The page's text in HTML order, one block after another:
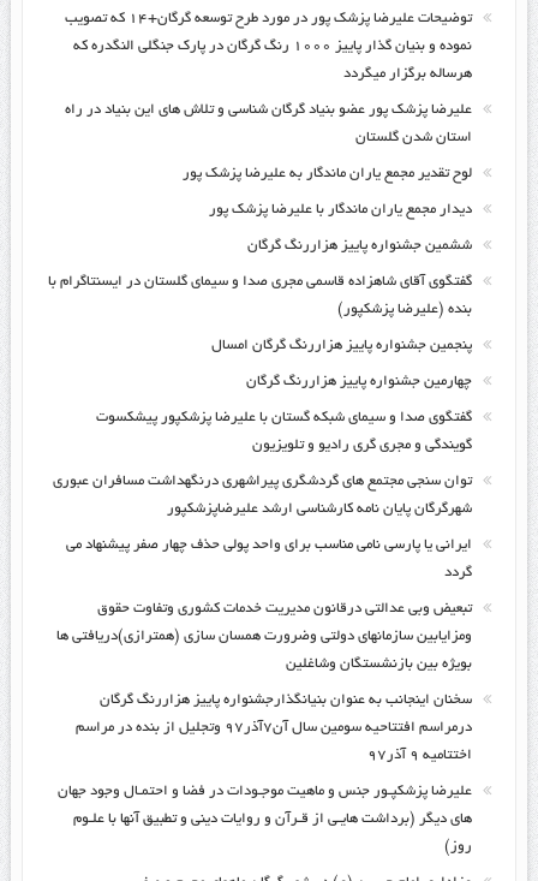
توضیحات علیرضا پزشک پور در مورد طرح توسعه گرگان+۱۴ که تصویب
نموده و بنیان گذار پاییز ۱۰۰۰ رنگ گرگان در پارک جنگلی النگدره که
هرساله برگزار میگردد
علیرضا پزشک پور عضو بنیاد گرگان شناسی و تلاش های این بنیاد در راه
استان شدن گلستان
لوح تقدیر مجمع یاران ماندگار به علیرضا پزشک پور
دیدار مجمع یاران ماندگار با علیرضا پزشک پور
ششمین جشنواره پاییز هزاررنگ گرگان
گفتگوی آقای شاهزاده قاسمی مجری صدا و سیمای گلستان در ایسنتاگرام با
بنده (علیرضا پزشکپور)
پنجمین جشنواره پاییز هزاررنگ گرگان امسال
چهارمین جشنواره پاییز هزاررنگ گرگان
گفتگوی صدا و سیمای شبکه گستان با علیرضا پزشکپور پیشکسوت
گویندگی و مجری گری رادیو و تلویزیون
توان سنجی مجتمع های گردشگری پیراشهری درنگهداشت مسافران عبوری
شهرگرگان پایان نامه کارشناسی ارشد علیرضاپزشکپور
ایرانی یا پارسی نامی مناسب برای واحد پولی حذف چهار صفر پیشنهاد می
گردد
تبعیض وبی عدالتی درقانون مدیریت خدمات کشوری وتفاوت حقوق
ومزایابین سازمانهای دولتی وضرورت همسان سازی (همترازی)دریافتی ها
بویژه بین بازنشستگان وشاغلین
سخنان اینجانب به عنوان بنیانگذارجشنواره پاییز هزاررنگ گرگان
درمراسم افتتاحیه سومین سال آن۷آذر۹۷ وتجلیل از بنده در مراسم
اختتامیه ۹ آذر۹۷
علیرضا پزشکپـور جنس و ماهیت موجـودات در فضا و احتمـال وجود جهان
های دیگر (برداشت هایـی از قـرآن و روایات دینی و تطبیق آنها با علـوم
روز)